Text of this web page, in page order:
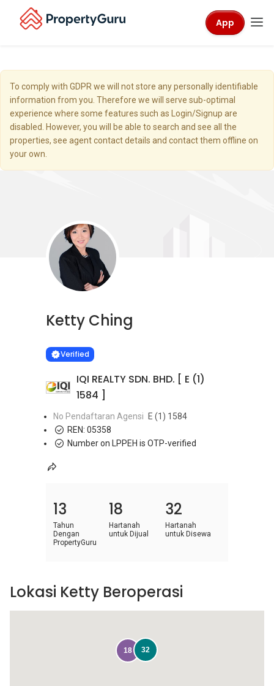
App
To comply with GDPR we will not store any personally identifiable
information from you. Therefore we will serve sub-optimal
experience where some features such as Login/Signup are
disabled. However, you will be able to search and see all the
properties, see agent contact details and contact them offline on
your own.
Ketty Ching
VERIFIED
Verified
IQI REALTY SDN. BHD. [ E (1)
1584 ]
No Pendaftaran Agensi
E (1) 1584
REN: 05358
Number on LPPEH is OTP-verified
13
Tahun
Dengan
PropertyGuru
18
Hartanah
untuk Dijual
32
Hartanah
untuk Disewa
18 32
Lokasi Ketty Beroperasi
Learn more